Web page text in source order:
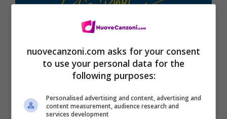
nuovecanzoni.com asks for your consent
to use your personal data for the
following purposes:
Personalised advertising and content, advertising and
content measurement, audience research and
services development